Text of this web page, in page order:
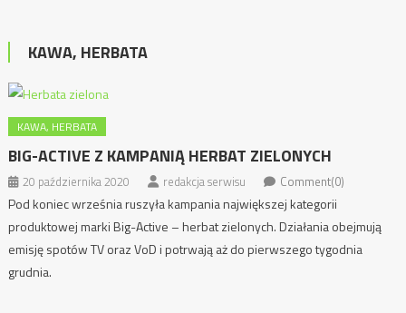
KAWA, HERBATA
KAWA, HERBATA
BIG-ACTIVE Z KAMPANIĄ HERBAT ZIELONYCH
20 października 2020 redakcja serwisu Comment(0)
Pod koniec września ruszyła kampania największej kategorii
produktowej marki Big-Active – herbat zielonych. Działania obejmują
emisję spotów TV oraz VoD i potrwają aż do pierwszego tygodnia
grudnia.